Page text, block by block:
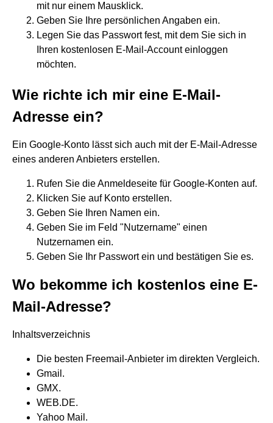
mit nur einem Mausklick.
Geben Sie Ihre persönlichen Angaben ein.
Legen Sie das Passwort fest, mit dem Sie sich in
Ihren kostenlosen E-Mail-Account einloggen
möchten.
Wie richte ich mir eine E-Mail-
Adresse ein?
Ein Google-Konto lässt sich auch mit der E-Mail-Adresse
eines anderen Anbieters erstellen.
Rufen Sie die Anmeldeseite für Google-Konten auf.
Klicken Sie auf Konto erstellen.
Geben Sie Ihren Namen ein.
Geben Sie im Feld "Nutzername" einen
Nutzernamen ein.
Geben Sie Ihr Passwort ein und bestätigen Sie es.
Wo bekomme ich kostenlos eine E-
Mail-Adresse?
Inhaltsverzeichnis
Die besten Freemail-Anbieter im direkten Vergleich.
Gmail.
GMX.
WEB.DE.
Yahoo Mail.